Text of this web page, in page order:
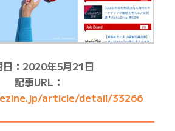
日：2020年5月21日
記事URL：
article/detail/33266